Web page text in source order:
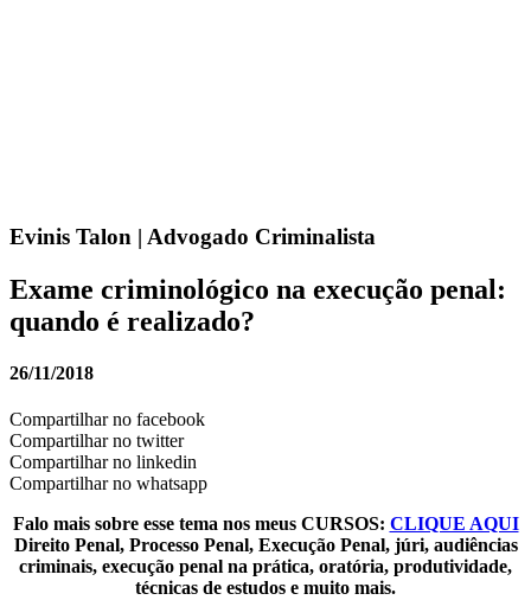
Evinis Talon | Advogado Criminalista
Exame criminológico na execução penal:
quando é realizado?
26/11/2018
Compartilhar no facebook
Compartilhar no twitter
Compartilhar no linkedin
Compartilhar no whatsapp
Falo mais sobre esse tema nos meus CURSOS: CLIQUE AQUI
Direito Penal, Processo Penal, Execução Penal, júri, audiências
criminais, execução penal na prática, oratória, produtividade,
técnicas de estudos e muito mais.